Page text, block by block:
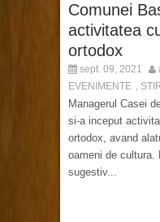
Comunei
activitatea
ortodox
sept. 09, 2021
EVENIMENTE
Managerul Casei
si-a inceput
ortodox, avand
oameni de cultura.
sugestiv...